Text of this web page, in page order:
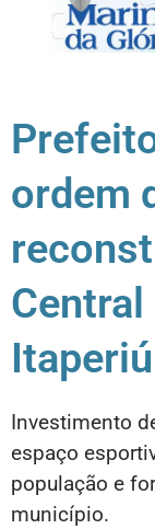
ordem
Itaperiú
Investimento
espaço
população e
município.